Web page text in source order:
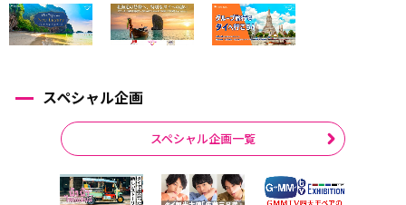
スペシャル企画
スペシャル企画一覧